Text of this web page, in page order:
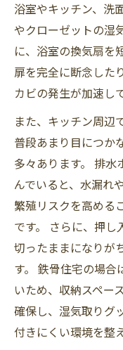
浴室やキッチン、洗
やクローゼットの湿
に、浴室の換気扇を
扉を完全に断念した
カビの発生が加速し
また、キッチン周辺
普段あまり目につか
多々あります。 排水
んでいると、水漏れ
繁殖リスクを高める
です。 さらに、押し
切ったままになりが
す。 鉄骨住宅の場
いため、収納スペー
確保し、湿気取りグ
付きにくい環境を整